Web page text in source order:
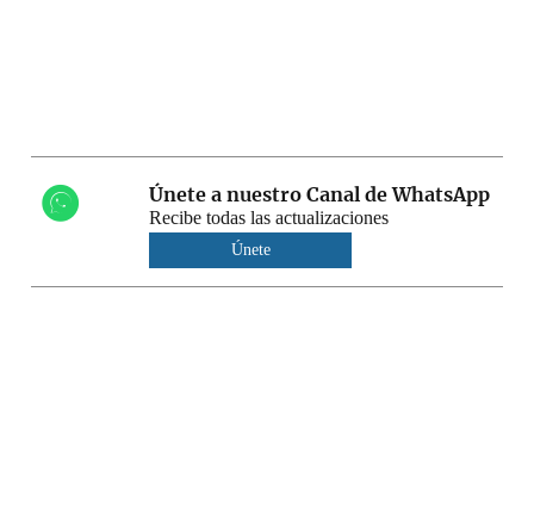
Únete a nuestro Canal de WhatsApp
Recibe todas las actualizaciones
Únete